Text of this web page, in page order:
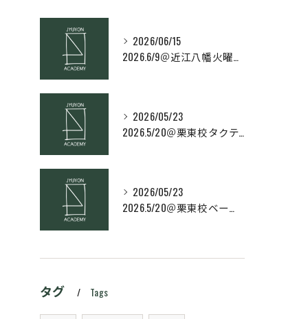
2026/06/15
2026.6/9＠近江八幡火曜日校スキルコース
2026/05/23
2026.5/20＠栗東校タクティクス・ネクストコース
2026/05/23
2026.5/20＠栗東校ベーシック・スキルコース
タグ Tags